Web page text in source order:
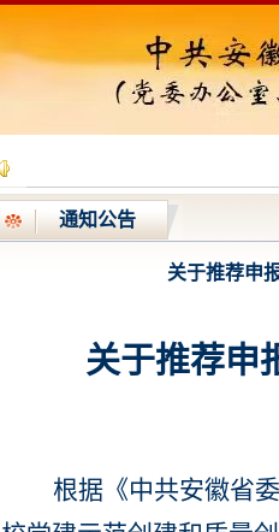
通知公告
关于推荐申
关于推荐申
根据 《中共安徽省